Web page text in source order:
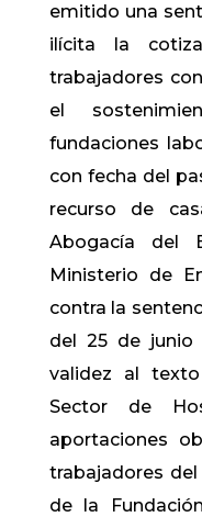
emitido una
ilícita la
trabajadores
el
fundaciones
con fecha del
recurso de
Abogacía del
Ministerio de
contra la
del 25 de junio
validez al
Sector de
aportaciones
trabajadores
de la